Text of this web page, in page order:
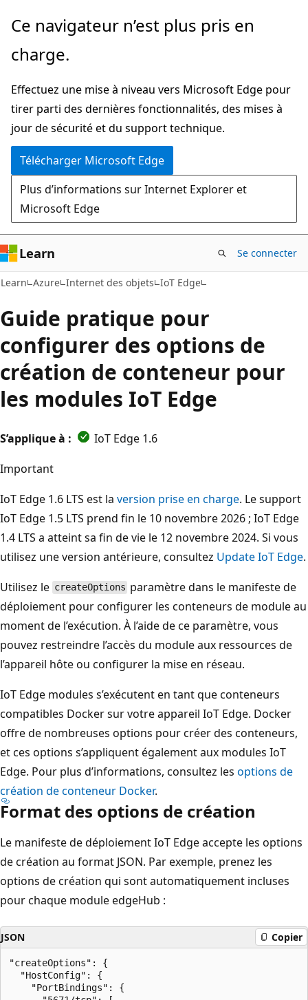
Passer
directement
au
principal
Ce navigateur n’est plus pris en
charge.
Effectuez une mise à niveau vers Microsoft Edge pour
tirer parti des dernières fonctionnalités, des mises à
jour de sécurité et du support technique.
Télécharger Microsoft Edge
Plus d’informations sur Internet Explorer et
Microsoft Edge
Learn Se connecter
Learn Azure Internet des objets IoT Edge
Guide pratique pour
configurer des options de
création de conteneur pour
les modules IoT Edge
S’applique à :
IoT Edge 1.6
Important
IoT Edge 1.6 LTS est la version prise en charge. Le support
IoT Edge 1.5 LTS prend fin le 10 novembre 2026 ; IoT Edge
1.4 LTS a atteint sa fin de vie le 12 novembre 2024. Si vous
utilisez une version antérieure, consultez Update IoT Edge.
Utilisez le createOptions paramètre dans le manifeste de
déploiement pour configurer les conteneurs de module au
moment de l’exécution. À l’aide de ce paramètre, vous
pouvez restreindre l’accès du module aux ressources de
l’appareil hôte ou configurer la mise en réseau.
IoT Edge modules s’exécutent en tant que conteneurs
compatibles Docker sur votre appareil IoT Edge. Docker
offre de nombreuses options pour créer des conteneurs,
et ces options s’appliquent également aux modules IoT
Edge. Pour plus d’informations, consultez les options de
création de conteneur Docker.
Format des options de création
Le manifeste de déploiement IoT Edge accepte les options
de création au format JSON. Par exemple, prenez les
options de création qui sont automatiquement incluses
pour chaque module edgeHub :
JSON Copier
"createOptions": {
  "HostConfig": {
    "PortBindings": {